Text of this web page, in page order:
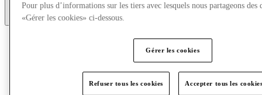
Plus
Pour plus d’informations sur les tiers avec lesquels nous partageons des
«Gérer les cookies» ci-dessous.
Gérer les cookies
Refuser tous les cookies Accepter tous les